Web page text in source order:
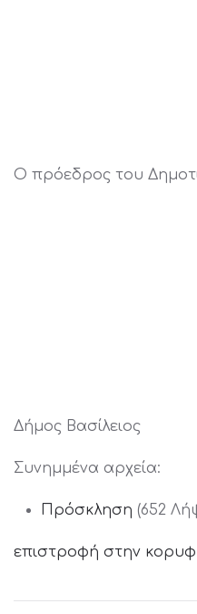
Ο πρόεδρος του
Δήμος Βασίλειος
Συνημμένα αρχεία:
Πρόσκληση (652
επιστροφή στην